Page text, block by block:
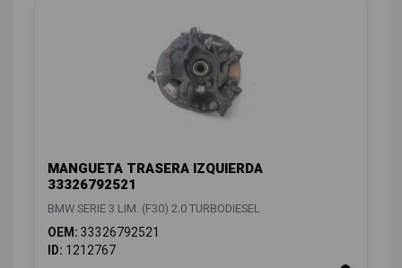
MANGUETA TRASERA IZQUIERDA
33326792521
BMW SERIE 3 LIM. (F30) 2.0 TURBODIESEL
OEM: 33326792521
ID: 1212767